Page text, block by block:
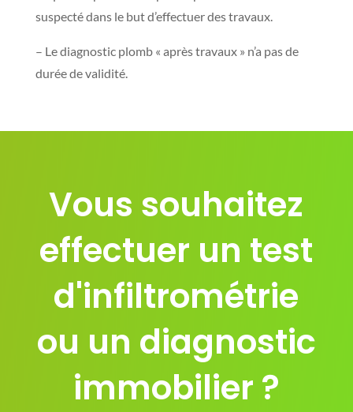
suspecté dans le but d’effectuer des travaux.
– Le diagnostic plomb « après travaux » n’a pas de
durée de validité.
Vous souhaitez
effectuer un test
d'infiltrométrie
ou un diagnostic
immobilier ?